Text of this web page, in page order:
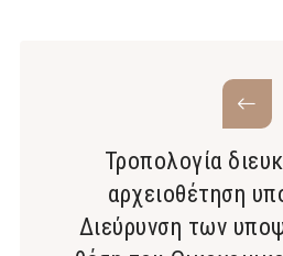
Τροπολογία
αρχειοθέτηση
Διεύρυνση των